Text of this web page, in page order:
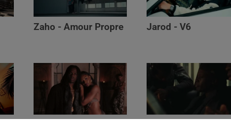
Zaho - Amour Propre Jarod - V6